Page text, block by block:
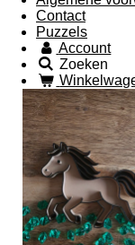
Contact
Puzzels
Account
Zoeken